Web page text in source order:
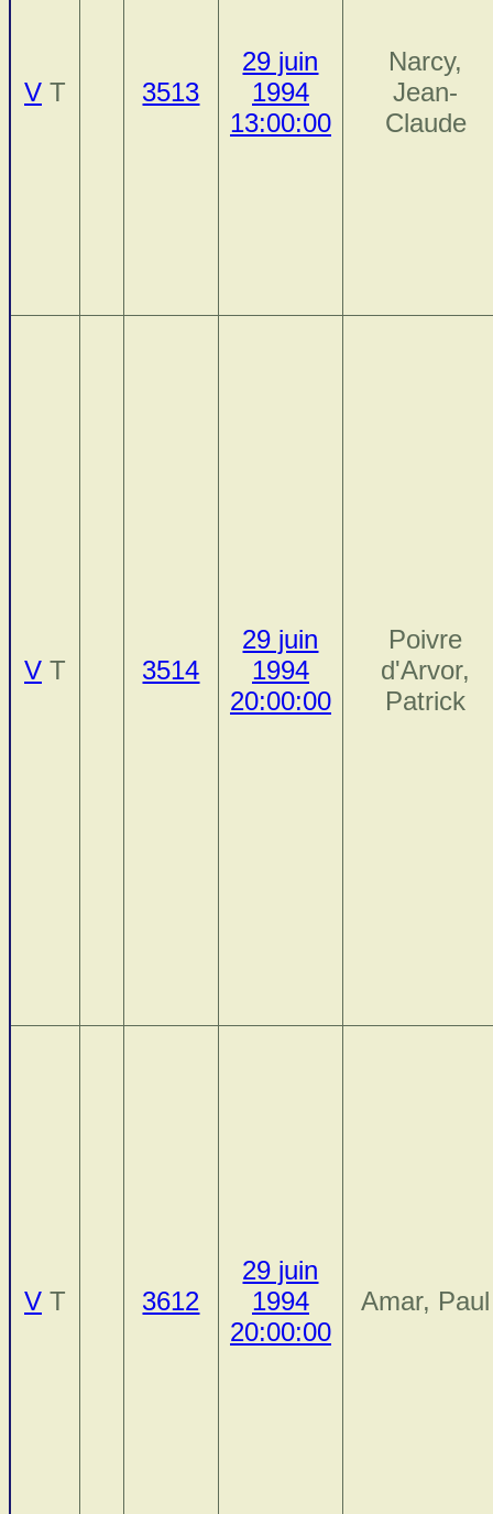
V T 3513
29 juin
1994
13:00:00
Narcy,
Jean-
Claude
V T 3514
29 juin
1994
20:00:00
Poivre
d'Arvor,
Patrick
V T 3612
29 juin
1994
20:00:00
Amar, Paul